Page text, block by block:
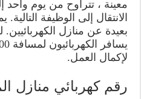
معينة ، تتراوح من يوم
الانتقال إلى الوظيفة
بعيدة عن منازل
لإكمال العمل.
رقم كهربائي منازل